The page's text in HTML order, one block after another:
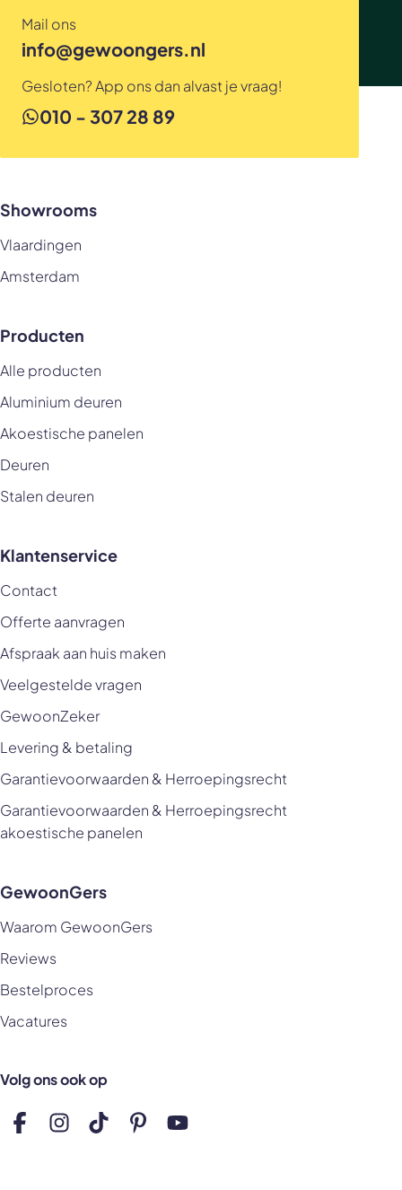
Mail ons
info@gewoongers.nl
Gesloten? App ons dan alvast je vraag!
010 - 307 28 89
Showrooms
Vlaardingen
Amsterdam
Producten
Alle producten
Aluminium deuren
Akoestische panelen
Deuren
Stalen deuren
Klantenservice
Contact
Offerte aanvragen
Afspraak aan huis maken
Veelgestelde vragen
GewoonZeker
Levering & betaling
Garantievoorwaarden & Herroepingsrecht
Garantievoorwaarden & Herroepingsrecht
akoestische panelen
GewoonGers
Waarom GewoonGers
Reviews
Bestelproces
Vacatures
Volg ons ook op
Volg ons op Facebook
Volg ons op Instagram
Volg ons op TikTok
Volg ons op Pinterest
Volg ons op YouTube